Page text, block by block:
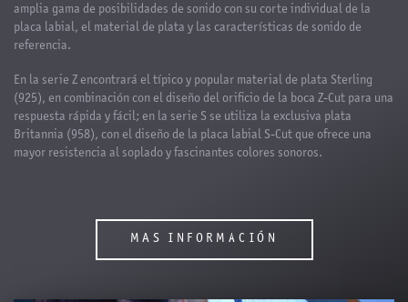
amplia gama de posibilidades de sonido con su corte individual de la
placa labial, el material de plata y las características de sonido de
referencia.
En la serie Z encontrará el típico y popular material de plata Sterling
(925), en combinación con el diseño del orificio de la boca Z-Cut para una
respuesta rápida y fácil; en la serie S se utiliza la exclusiva plata
Britannia (958), con el diseño de la placa labial S-Cut que ofrece una
mayor resistencia al soplado y fascinantes colores sonoros.
MAS INFORMACIÓN